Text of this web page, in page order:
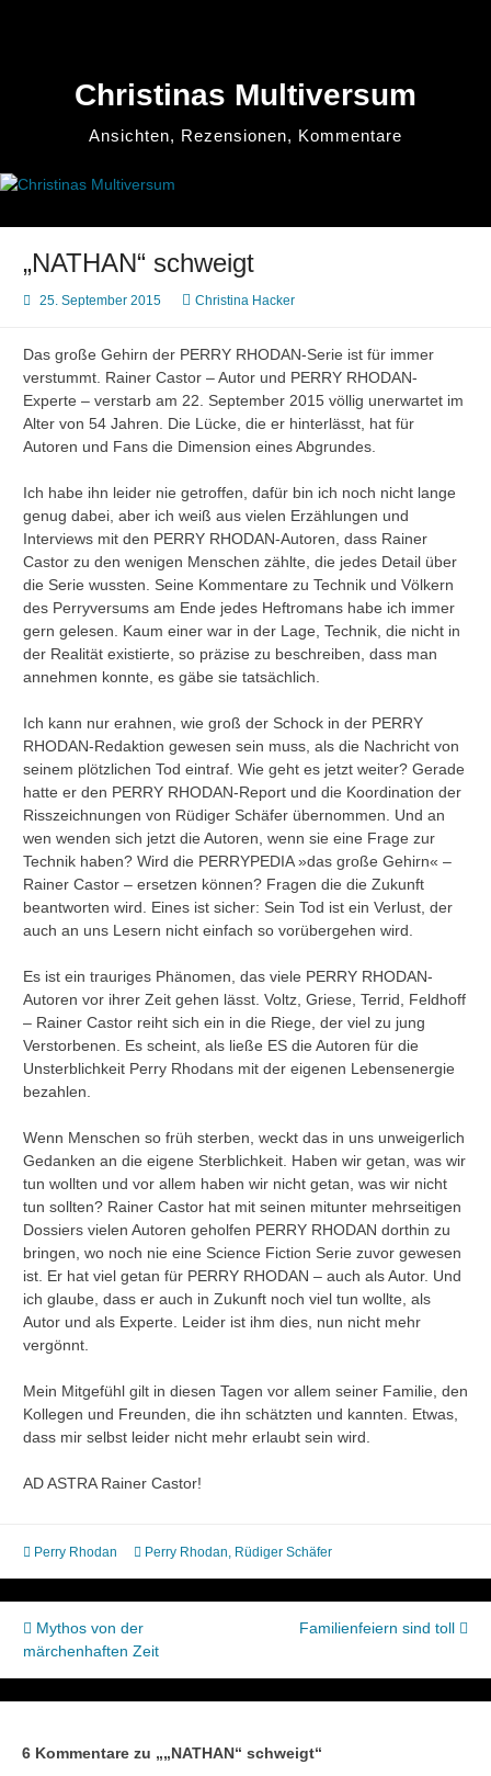
Christinas Multiversum
Ansichten, Rezensionen, Kommentare
„NATHAN“ schweigt
25. September 2015 Christina Hacker
Das große Gehirn der PERRY RHODAN-Serie ist für immer
verstummt. Rainer Castor – Autor und PERRY RHODAN-
Experte – verstarb am 22. September 2015 völlig unerwartet im
Alter von 54 Jahren. Die Lücke, die er hinterlässt, hat für
Autoren und Fans die Dimension eines Abgrundes.
Ich habe ihn leider nie getroffen, dafür bin ich noch nicht lange
genug dabei, aber ich weiß aus vielen Erzählungen und
Interviews mit den PERRY RHODAN-Autoren, dass Rainer
Castor zu den wenigen Menschen zählte, die jedes Detail über
die Serie wussten. Seine Kommentare zu Technik und Völkern
des Perryversums am Ende jedes Heftromans habe ich immer
gern gelesen. Kaum einer war in der Lage, Technik, die nicht in
der Realität existierte, so präzise zu beschreiben, dass man
annehmen konnte, es gäbe sie tatsächlich.
Ich kann nur erahnen, wie groß der Schock in der PERRY
RHODAN-Redaktion gewesen sein muss, als die Nachricht von
seinem plötzlichen Tod eintraf. Wie geht es jetzt weiter? Gerade
hatte er den PERRY RHODAN-Report und die Koordination der
Risszeichnungen von Rüdiger Schäfer übernommen. Und an
wen wenden sich jetzt die Autoren, wenn sie eine Frage zur
Technik haben? Wird die PERRYPEDIA »das große Gehirn« –
Rainer Castor – ersetzen können? Fragen die die Zukunft
beantworten wird. Eines ist sicher: Sein Tod ist ein Verlust, der
auch an uns Lesern nicht einfach so vorübergehen wird.
Es ist ein trauriges Phänomen, das viele PERRY RHODAN-
Autoren vor ihrer Zeit gehen lässt. Voltz, Griese, Terrid, Feldhoff
– Rainer Castor reiht sich ein in die Riege, der viel zu jung
Verstorbenen. Es scheint, als ließe ES die Autoren für die
Unsterblichkeit Perry Rhodans mit der eigenen Lebensenergie
bezahlen.
Wenn Menschen so früh sterben, weckt das in uns unweigerlich
Gedanken an die eigene Sterblichkeit. Haben wir getan, was wir
tun wollten und vor allem haben wir nicht getan, was wir nicht
tun sollten? Rainer Castor hat mit seinen mitunter mehrseitigen
Dossiers vielen Autoren geholfen PERRY RHODAN dorthin zu
bringen, wo noch nie eine Science Fiction Serie zuvor gewesen
ist. Er hat viel getan für PERRY RHODAN – auch als Autor. Und
ich glaube, dass er auch in Zukunft noch viel tun wollte, als
Autor und als Experte. Leider ist ihm dies, nun nicht mehr
vergönnt.
Mein Mitgefühl gilt in diesen Tagen vor allem seiner Familie, den
Kollegen und Freunden, die ihn schätzten und kannten. Etwas,
dass mir selbst leider nicht mehr erlaubt sein wird.
AD ASTRA Rainer Castor!
Perry Rhodan Perry Rhodan, Rüdiger Schäfer
Beitragsnavigation
Mythos von der
märchenhaften Zeit
Familienfeiern sind toll
6 Kommentare zu „„NATHAN“ schweigt“